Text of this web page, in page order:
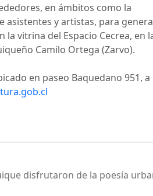
en ámbitos como la
asistentes y artistas, para
vitrina del Espacio Cecrea, en
Camilo Ortega (Zarvo).
en paseo Baquedano 951, a
disfrutaron de la poesía